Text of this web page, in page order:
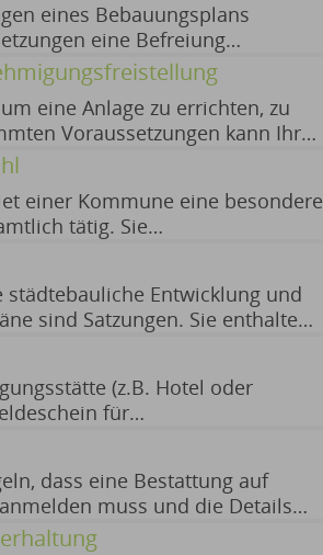
eines Bebauungsplans
eine Befreiung
können Sie beantragen,
eine Anlage zu errichten, zu
Voraussetzungen kann Ihr
werden. Es gibt grundsätzlich
einer Kommune eine besondere
tätig. Sie
an. 07.07.2026
Entwicklung und
sind Satzungen. Sie enthalten
bebaut werden
(z.B. Hotel oder
für
Meldescheine enthalten
Beherbergungsstätten:
dass eine Bestattung auf
muss und die Details
04.12.2025